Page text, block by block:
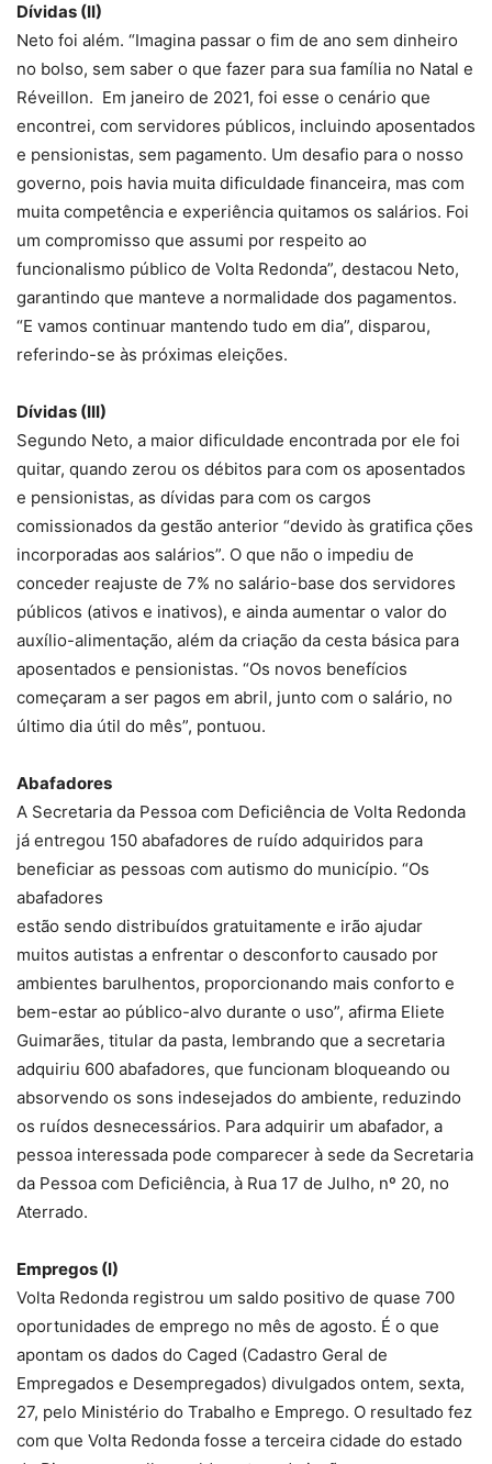
Dívidas (II)
Neto foi além. “Imagina passar o fim de ano sem dinheiro
no bolso, sem saber o que fazer para sua família no Natal e
Réveillon. Em janeiro de 2021, foi esse o cenário que
encontrei, com servidores públicos, incluindo aposentados
e pensionistas, sem pagamento. Um desafio para o nosso
governo, pois havia muita dificuldade financeira, mas com
muita competência e experiência quitamos os salários. Foi
um compromisso que assumi por respeito ao
funcionalismo público de Volta Redonda”, destacou Neto,
garantindo que manteve a normalidade dos pagamentos.
“E vamos continuar mantendo tudo em dia”, disparou,
referindo-se às próximas eleições.
Dívidas (III)
Segundo Neto, a maior dificuldade encontrada por ele foi
quitar, quando zerou os débitos para com os aposentados
e pensionistas, as dívidas para com os cargos
comissionados da gestão anterior “devido às gratifica ções
incorporadas aos salários”. O que não o impediu de
conceder reajuste de 7% no salário-base dos servidores
públicos (ativos e inativos), e ainda aumentar o valor do
auxílio-alimentação, além da criação da cesta básica para
aposentados e pensionistas. “Os novos benefícios
começaram a ser pagos em abril, junto com o salário, no
último dia útil do mês”, pontuou.
Abafadores
A Secretaria da Pessoa com Deficiência de Volta Redonda
já entregou 150 abafadores de ruído adquiridos para
beneficiar as pessoas com autismo do município. “Os
abafadores
estão sendo distribuídos gratuitamente e irão ajudar
muitos autistas a enfrentar o desconforto causado por
ambientes barulhentos, proporcionando mais conforto e
bem-estar ao público-alvo durante o uso”, afirma Eliete
Guimarães, titular da pasta, lembrando que a secretaria
adquiriu 600 abafadores, que funcionam bloqueando ou
absorvendo os sons indesejados do ambiente, reduzindo
os ruídos desnecessários. Para adquirir um abafador, a
pessoa interessada pode comparecer à sede da Secretaria
da Pessoa com Deficiência, à Rua 17 de Julho, nº 20, no
Aterrado.
Empregos (I)
Volta Redonda registrou um saldo positivo de quase 700
oportunidades de emprego no mês de agosto. É o que
apontam os dados do Caged (Cadastro Geral de
Empregados e Desempregados) divulgados ontem, sexta,
27, pelo Ministério do Trabalho e Emprego. O resultado fez
com que Volta Redonda fosse a terceira cidade do estado